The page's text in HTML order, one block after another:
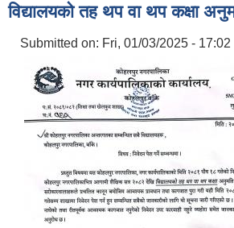
विद्यालयको तह थप वा थप कक्षा
Submitted on: Fri, 01/03/2025 - 17:02